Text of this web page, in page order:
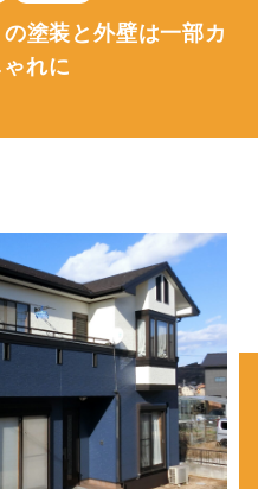
塗装と外壁は一部カ
れに